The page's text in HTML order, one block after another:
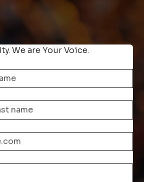
We are Your Voice.